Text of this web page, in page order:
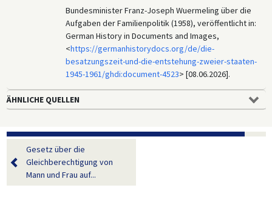
Bundesminister Franz-Joseph Wuermeling über die
Aufgaben der Familienpolitik (1958), veröffentlicht in:
German History in Documents and Images,
<https://germanhistorydocs.org/de/die-
besatzungszeit-und-die-entstehung-zweier-staaten-
1945-1961/ghdi:document-4523> [08.06.2026].
ÄHNLICHE QUELLEN
Gesetz über die
Gleichberechtigung von
Mann und Frau auf...